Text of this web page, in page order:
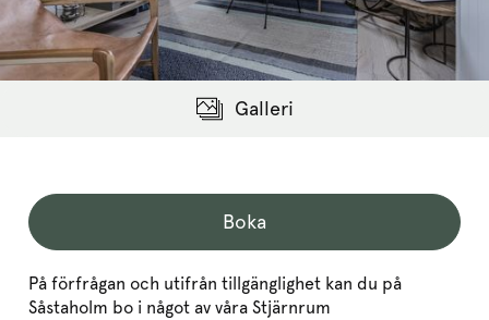
Galleri
Boka
På förfrågan och utifrån tillgänglighet kan du på
Såstaholm bo i något av våra Stjärnrum